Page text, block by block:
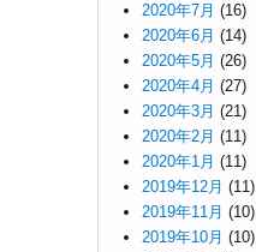
2020年7月 (16)
2020年6月 (14)
2020年5月 (26)
2020年4月 (27)
2020年3月 (21)
2020年2月 (11)
2020年1月 (11)
2019年12月 (11)
2019年11月 (10)
2019年10月 (10)